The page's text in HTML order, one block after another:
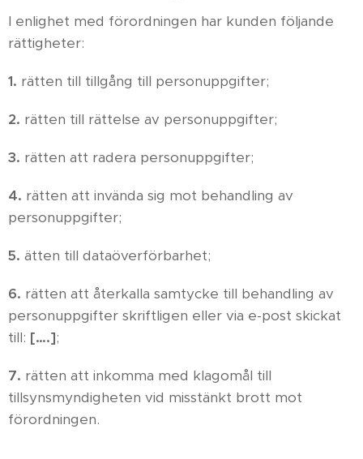
I enlighet med förordningen har kunden följande
rättigheter:
1. rätten till tillgång till personuppgifter;
2. rätten till rättelse av personuppgifter;
3. rätten att radera personuppgifter;
4. rätten att invända sig mot behandling av
personuppgifter;
5. ätten till dataöverförbarhet;
6. rätten att återkalla samtycke till behandling av
personuppgifter skriftligen eller via e-post skickat
till: [….];
7. rätten att inkomma med klagomål till
tillsynsmyndigheten vid misstänkt brott mot
förordningen.